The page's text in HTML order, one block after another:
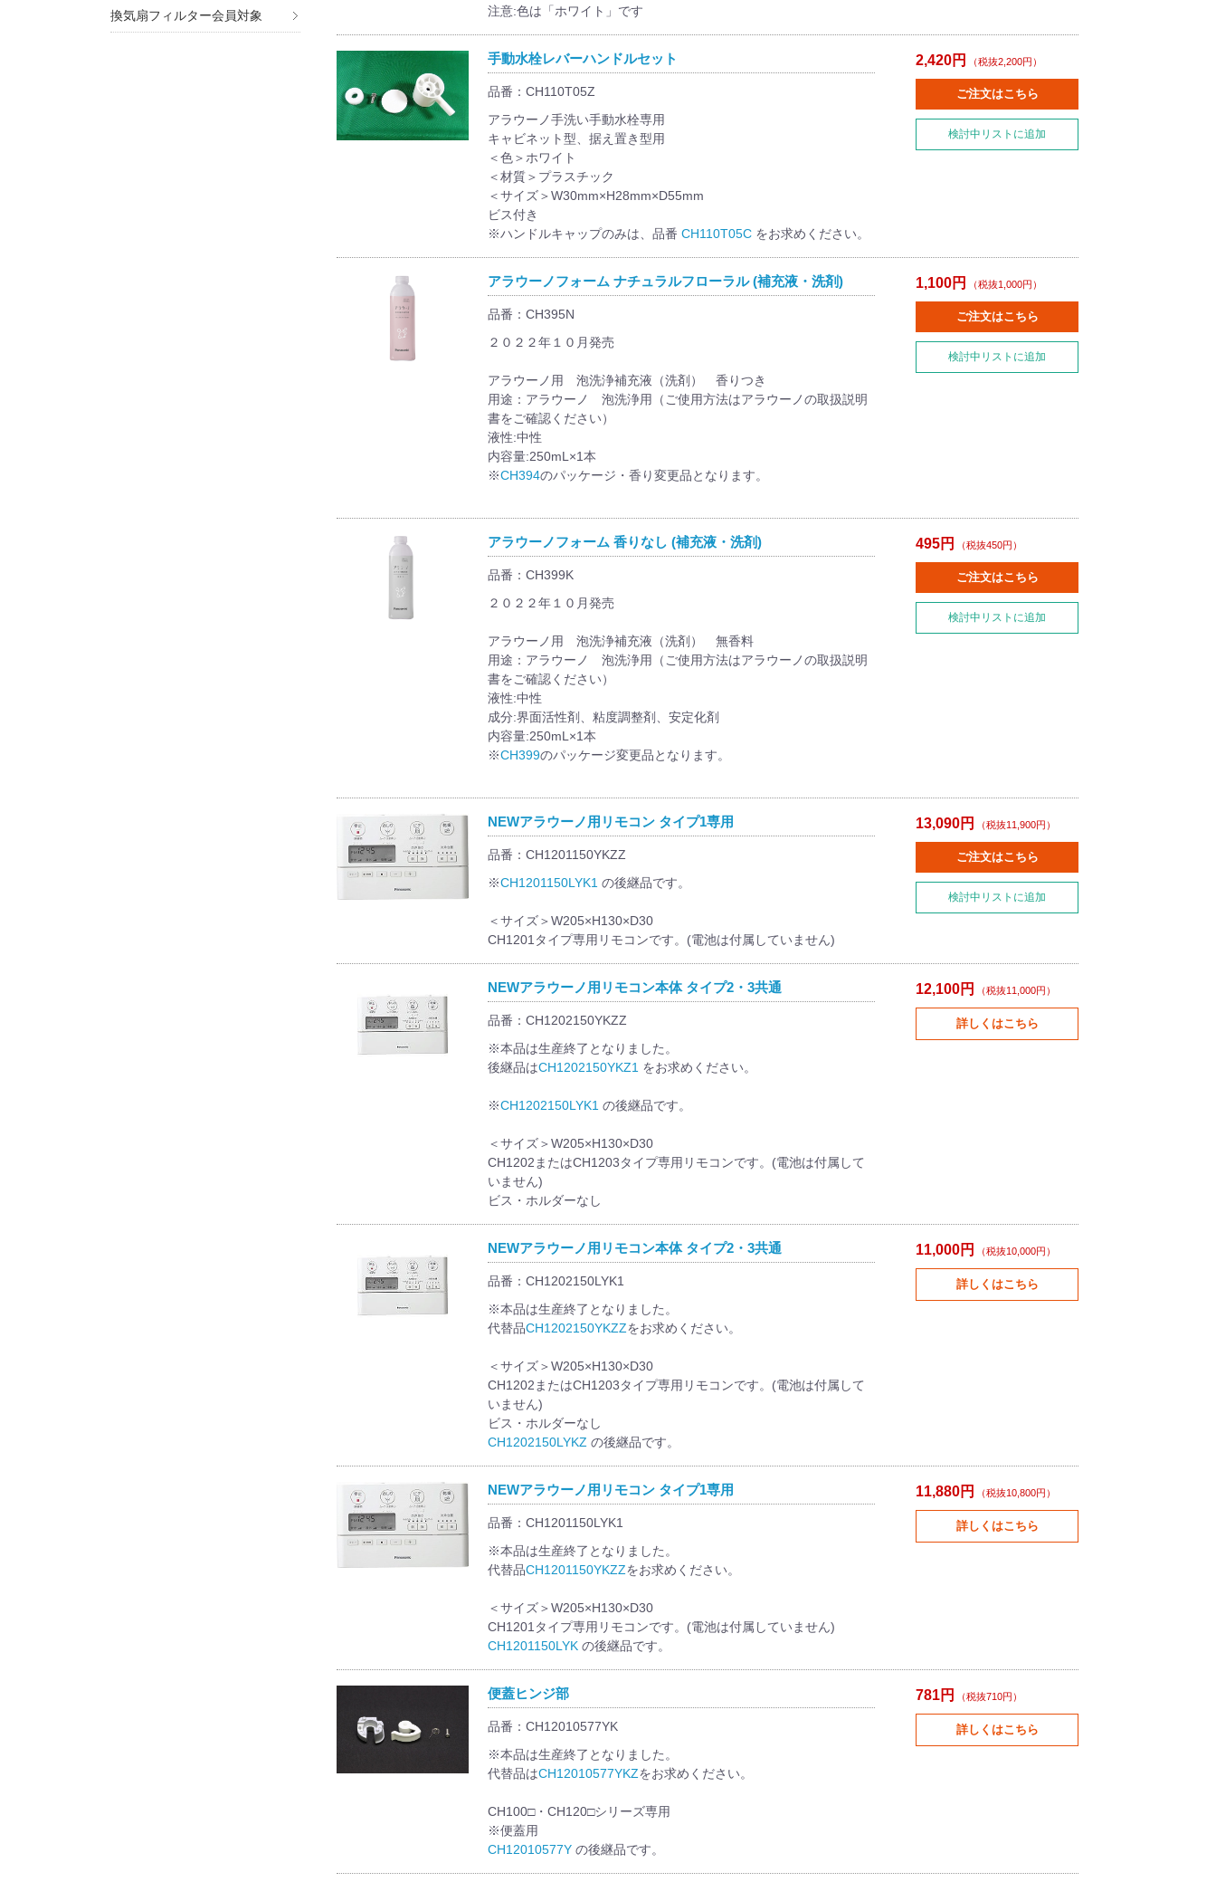
換気扇フィルター会員対象
注意:色は「ホワイト」です
手動水栓レバーハンドルセット
品番：CH110T05Z
アラウーノ手洗い手動水栓専用
キャビネット型、据え置き型用
＜色＞ホワイト
＜材質＞プラスチック
＜サイズ＞W30mm×H28mm×D55mm
ビス付き
※ハンドルキャップのみは、品番 CH110T05Cをお求めください。
2,420円 （税抜2,200円）
ご注文はこちら
検討中リストに追加
アラウーノフォーム ナチュラルフローラル (補充液・洗剤)
品番：CH395N
２０２２年１０月発売
アラウーノ用 泡洗浄補充液（洗剤） 香りつき
用途：アラウーノ 泡洗浄用（ご使用方法はアラウーノの取扱説明
書をご確認ください）
液性:中性
内容量:250mL×1本
※CH394のパッケージ・香り変更品となります。
1,100円 （税抜1,000円）
ご注文はこちら
検討中リストに追加
アラウーノフォーム 香りなし (補充液・洗剤)
品番：CH399K
２０２２年１０月発売
アラウーノ用 泡洗浄補充液（洗剤） 無香料
用途：アラウーノ 泡洗浄用（ご使用方法はアラウーノの取扱説明
書をご確認ください）
液性:中性
成分:界面活性剤、粘度調整剤、安定化剤
内容量:250mL×1本
※CH399のパッケージ変更品となります。
495円 （税抜450円）
ご注文はこちら
検討中リストに追加
NEWアラウーノ用リモコン タイプ1専用
品番：CH1201150YKZZ
※CH1201150LYK1 の後継品です。
＜サイズ＞W205×H130×D30
CH1201タイプ専用リモコンです。(電池は付属していません)
13,090円 （税抜11,900円）
ご注文はこちら
検討中リストに追加
NEWアラウーノ用リモコン本体 タイプ2・3共通
品番：CH1202150YKZZ
※本品は生産終了となりました。
後継品はCH1202150YKZ1 をお求めください。
※CH1202150LYK1 の後継品です。
＜サイズ＞W205×H130×D30
CH1202またはCH1203タイプ専用リモコンです。(電池は付属して
いません)
ビス・ホルダーなし
12,100円 （税抜11,000円）
詳しくはこちら
NEWアラウーノ用リモコン本体 タイプ2・3共通
品番：CH1202150LYK1
※本品は生産終了となりました。
代替品CH1202150YKZZをお求めください。
＜サイズ＞W205×H130×D30
CH1202またはCH1203タイプ専用リモコンです。(電池は付属して
いません)
ビス・ホルダーなし
CH1202150LYKZ の後継品です。
11,000円 （税抜10,000円）
詳しくはこちら
NEWアラウーノ用リモコン タイプ1専用
品番：CH1201150LYK1
※本品は生産終了となりました。
代替品CH1201150YKZZをお求めください。
＜サイズ＞W205×H130×D30
CH1201タイプ専用リモコンです。(電池は付属していません)
CH1201150LYKの後継品です。
11,880円 （税抜10,800円）
詳しくはこちら
便蓋ヒンジ部
品番：CH12010577YK
※本品は生産終了となりました。
代替品はCH12010577YKZをお求めください。
CH100□・CH120□シリーズ専用
※便蓋用
CH12010577Yの後継品です。
781円 （税抜710円）
詳しくはこちら